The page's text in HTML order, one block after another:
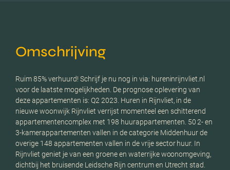
Omschrijving
Ruim 85% verhuurd! Schrijf je nu nog in via: hureninrijnvliet.nl
voor de laatste mogelijkheden. De prognose oplevering van
deze appartementen is: Q2 2023. Huren in Rijnvliet, in de
nieuwe woonwijk Rijnvliet verrijst momenteel een schitterend
appartementencomplex met 198 huurappartementen. 50 2- en
3-kamerappartementen vallen in de categorie Middenhuur de
overige 148 appartementen vallen in de vrije sector huur. In
Rijnvliet geniet je van een groene en waterrijke woonomgeving,
dichtbij het bruisende Leidsche Rijn centrum en Utrecht stad.